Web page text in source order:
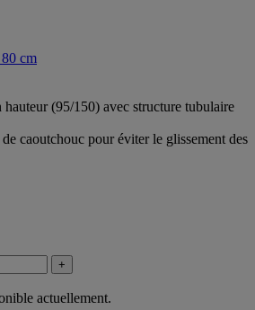
cm
hauteur (95/150) avec structure tubulaire
caoutchouc pour éviter le glissement des
+
actuellement.